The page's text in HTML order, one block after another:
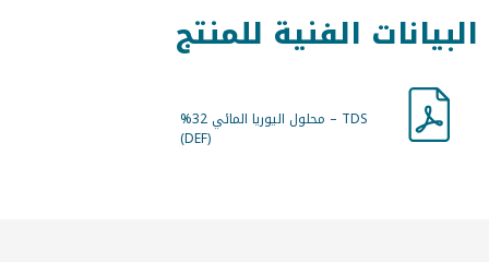
البيانات الفنية للمنتج
TDS – محلول اليوريا المائي 32%
(DEF)